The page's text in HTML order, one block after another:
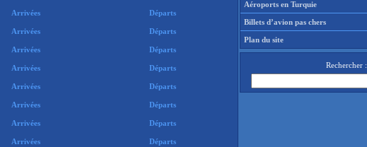
Arrivées Départs
Arrivées Départs
Arrivées Départs
Arrivées Départs
Arrivées Départs
Arrivées Départs
Arrivées Départs
Arrivées Départs
Aéroports en Turquie
Billets d’avion pas chers
Plan du site
Rechercher :